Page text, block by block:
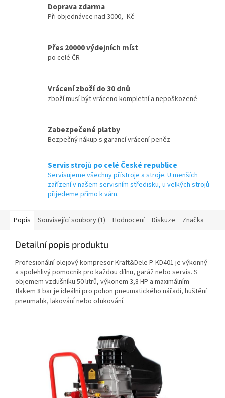
Doprava zdarma
Při objednávce nad 3000,- Kč
Přes 20000 výdejních míst
po celé ČR
Vrácení zboží do 30 dnů
zboží musí být vráceno kompletní a nepoškozené
Zabezpečené platby
Bezpečný nákup s garancí vrácení peněz
Servis strojů po celé České republice
Servisujeme všechny přístroje a stroje. U menších
zařízení v našem servisním středisku, u velkých strojů
přijedeme přímo k vám.
Popis Související soubory (1) Hodnocení Diskuze Značka
Detailní popis produktu
Profesionální olejový kompresor Kraft&Dele P-KD401 je výkonný
a spolehlivý pomocník pro každou dílnu, garáž nebo servis. S
objemem vzdušníku 50 litrů, výkonem 3,8 HP a maximálním
tlakem 8 bar je ideální pro pohon pneumatického nářadí, huštění
pneumatik, lakování nebo ofukování.